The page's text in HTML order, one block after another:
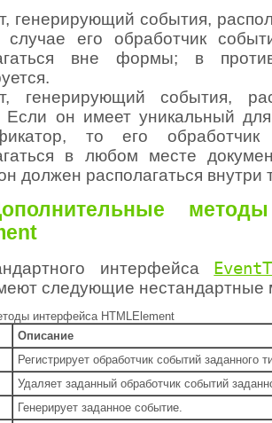
генерирующий события,
его обработчик
вне формы; в
генерирующий события,
он имеет уникальный для
то его
в любом месте
должен располагаться
интерфейса
следующие нестандартные
интерфейса HTMLElement
Описание
Регистрирует обработчик событий заданного
Удаляет заданный обработчик событий
Генерирует заданное событие.